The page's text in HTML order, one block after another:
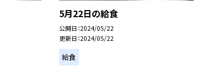
5月22日の給食
公開日 2024/05/22
更新日 2024/05/22
給食